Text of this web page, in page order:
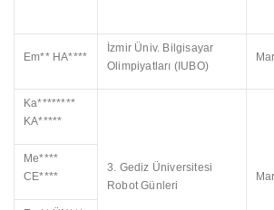
Em** HA****
İzmir Üniv. Bilgisayar
Olimpiyatları (IUBO)
Ka********
KA*****
3. Gediz Üniversitesi
Robot Günleri
Me****
CE****